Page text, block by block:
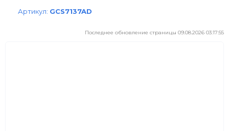
Артикул: GCS7137AD
Последнее обновление страницы 09.08.2026 03:17:55